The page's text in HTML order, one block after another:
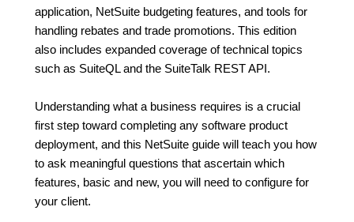
application, NetSuite budgeting features, and tools for
handling rebates and trade promotions. This edition
also includes expanded coverage of technical topics
such as SuiteQL and the SuiteTalk REST API.
Understanding what a business requires is a crucial
first step toward completing any software product
deployment, and this NetSuite guide will teach you how
to ask meaningful questions that ascertain which
features, basic and new, you will need to configure for
your client.